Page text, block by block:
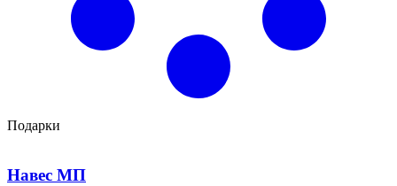
Подарки
Навес МП